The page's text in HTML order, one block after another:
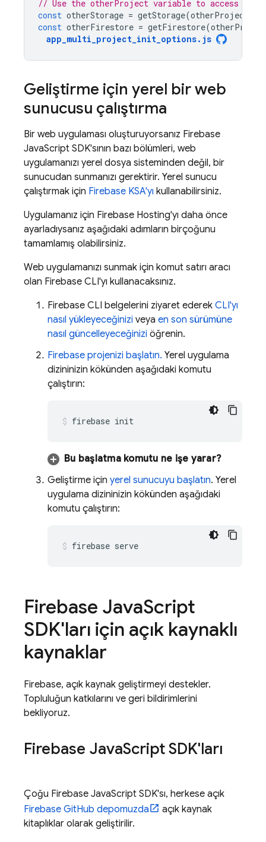
// Use the otherProject variable to access the
const otherStorage = getStorage(otherProject
const otherFirestore = getFirestore(
app_multi_project_init_options. js
Geliştirme için yerel bir web
sunucusu çalıştırma
Bir web uygulaması oluşturuyorsanız Firebase
JavaScript SDK'sının bazı bölümleri, web
uygulamanızı yerel dosya sisteminden değil, bir
sunucudan sunmanızı gerektirir. Yerel sunucu
çalıştırmak için Firebase KSA'yı kullanabilirsiniz.
Uygulamanız için Firebase Hosting'yı daha önce
ayarladıysanız aşağıdaki adımların birçoğunu
tamamlamış olabilirsiniz.
Web uygulamanızı sunmak için komut satırı aracı
olan Firebase CLI'yı kullanacaksınız.
Firebase CLI belgelerini ziyaret ederek CLI'yı
nasıl yükleyeceğinizi veya en son sürümüne
nasıl güncelleyeceğinizi öğrenin.
Firebase projenizi başlatın. Yerel uygulama
dizininizin kökünden aşağıdaki komutu
çalıştırın:
firebase init
Bu başlatma komutu ne işe yarar?
Geliştirme için yerel sunucuyu başlatın. Yerel
uygulama dizininizin kökünden aşağıdaki
komutu çalıştırın:
firebase serve
Firebase JavaScript
SDK'ları için açık kaynaklı
kaynaklar
Firebase, açık kaynak geliştirmeyi destekler.
Topluluğun katkılarını ve geri bildirimlerini
bekliyoruz.
Firebase JavaScript SDK'ları
Çoğu Firebase JavaScript SDK'sı, herkese açık
Firebase GitHub depomuzda
açık kaynak
kitaplıklar olarak geliştirilir.